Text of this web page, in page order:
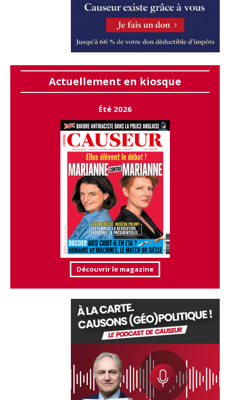
Actuellement en kiosque
Été 2026
Découvrir le magazine